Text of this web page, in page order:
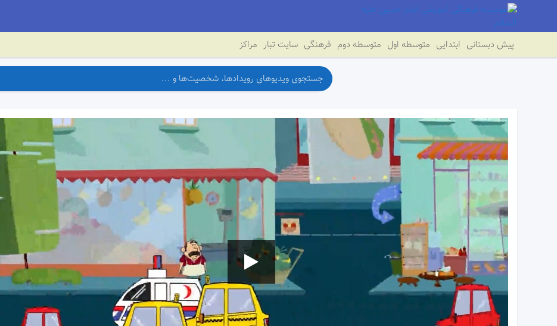
پیش دبستانی ابتدایی متوسطه اول متوسطه دوم فرهنگی سایت تبار مراکز